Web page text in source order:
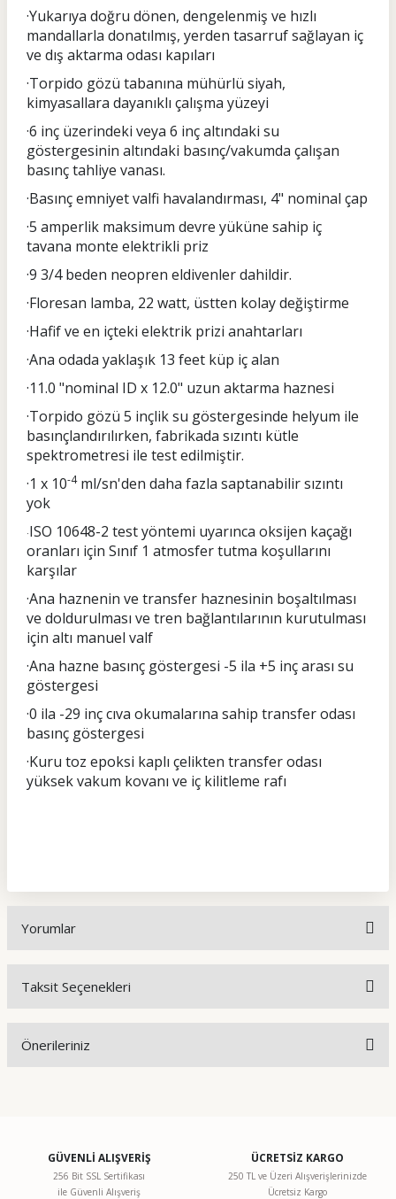
·Yukarıya doğru dönen, dengelenmiş ve hızlı
mandallarla donatılmış, yerden tasarruf sağlayan iç
ve dış aktarma odası kapıları
·Torpido gözü tabanına mühürlü siyah,
kimyasallara dayanıklı çalışma yüzeyi
·6 inç üzerindeki veya 6 inç altındaki su
göstergesinin altındaki basınç/vakumda çalışan
basınç tahliye vanası.
·Basınç emniyet valfi havalandırması, 4" nominal çap
·5 amperlik maksimum devre yüküne sahip iç
tavana monte elektrikli priz
·9 3/4 beden neopren eldivenler dahildir.
·Floresan lamba, 22 watt, üstten kolay değiştirme
·Hafif ve en içteki elektrik prizi anahtarları
·Ana odada yaklaşık 13 feet küp iç alan
·11.0 "nominal ID x 12.0" uzun aktarma haznesi
·Torpido gözü 5 inçlik su göstergesinde helyum ile
basınçlandırılırken, fabrikada sızıntı kütle
spektrometresi ile test edilmiştir.
·1 x 10-4ml/sn'den daha fazla saptanabilir sızıntı
yok
·ISO 10648-2 test yöntemi uyarınca oksijen kaçağı
oranları için Sınıf 1 atmosfer tutma koşullarını
karşılar
·Ana haznenin ve transfer haznesinin boşaltılması
ve doldurulması ve tren bağlantılarının kurutulması
için altı manuel valf
·Ana hazne basınç göstergesi -5 ila +5 inç arası su
göstergesi
·0 ila -29 inç cıva okumalarına sahip transfer odası
basınç göstergesi
·Kuru toz epoksi kaplı çelikten transfer odası
yüksek vakum kovanı ve iç kilitleme rafı
Yorumlar
Taksit Seçenekleri
Önerileriniz
Görüş ve önerileriniz için teşekkür ederiz.
Ürün resmi kalitesiz, bozuk veya görüntülenemiyor.
GÜVENLİ ALIŞVERİŞ
256 Bit SSL Sertifikası
ile Güvenli Alışveriş
ÜCRETSİZ KARGO
250 TL ve Üzeri Alışverişlerinizde
Ücretsiz Kargo